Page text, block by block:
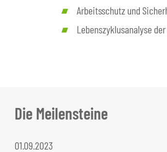
Arbeitsschutz und
Lebenszyklusanalyse
Die Meilensteine
01.09.2023